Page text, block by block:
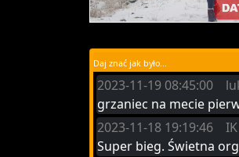
Daj znać jak było...
2023-11-19 08:45:00
grzaniec na mecie
2023-11-18 19:19:46 IK
Super bieg. Świetna